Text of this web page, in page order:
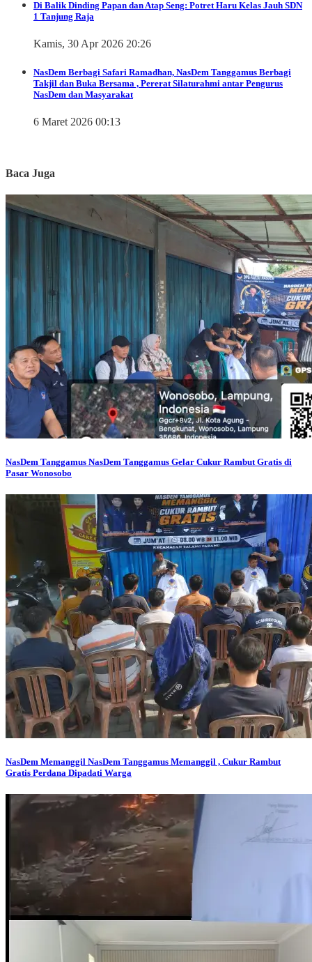
Di Balik Dinding Papan dan Atap Seng: Potret Haru Kelas Jauh SDN
1 Tanjung Raja
Kamis, 30 Apr 2026 20:26
NasDem Berbagi Safari Ramadhan, NasDem Tanggamus Berbagi
Takjil dan Buka Bersama , Pererat Silaturahmi antar Pengurus
NasDem dan Masyarakat
6 Maret 2026 00:13
Baca Juga
NasDem Tanggamus NasDem Tanggamus Gelar Cukur Rambut Gratis di
Pasar Wonosobo
NasDem Memanggil NasDem Tanggamus Memanggil , Cukur Rambut
Gratis Perdana Dipadati Warga